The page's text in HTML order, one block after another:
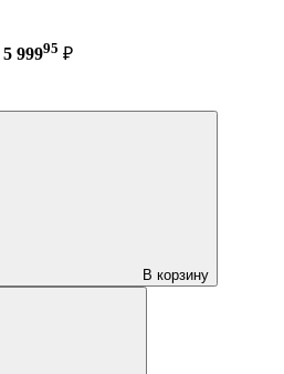
5 99995 ₽
В корзину